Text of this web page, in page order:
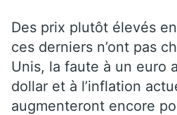
Des prix plutôt élevés
ces derniers n’ont pas
Unis, la faute à un euro
dollar et à l’inflation
augmenteront encore